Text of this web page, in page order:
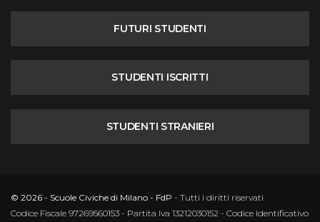
FUTURI STUDENTI
STUDENTI ISCRITTI
STUDENTI STRANIERI
© 2026 - Scuole Civiche di Milano - FdP - Tutti i diritti riservati
Codice Fiscale 97269560153 - Partita Iva 13212030152 - Codice Identificativo